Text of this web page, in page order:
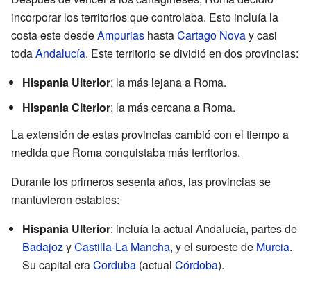
incorporar los territorios que controlaba. Esto incluía la
costa este desdeAmpurias hastaCartago Novay casi
todaAndalucía. Este territorio se dividió en dos provincias:
Hispania Ulterior: la más lejana a Roma.
Hispania Citerior: la más cercana a Roma.
La extensión de estas provincias cambió con el tiempo a
medida que Roma conquistaba más territorios.
Durante los primeros sesenta años, las provincias se
mantuvieron estables:
Hispania Ulterior: incluía la actual Andalucía, partes de
BadajozyCastilla-La Mancha, y el suroeste de Murcia.
Su capital eraCorduba (actual Córdoba).